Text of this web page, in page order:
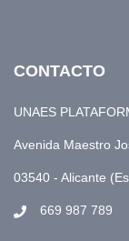
CONTACTO
UNAES
Avenida Maestro
03540 - Alicante
669 987 789